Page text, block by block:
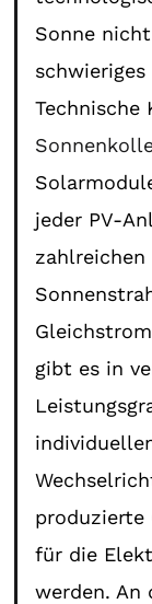
Sonne
Technische
jeder PV-
gibt es in
für die
werden. An